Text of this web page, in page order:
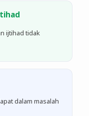
ijtihad tidak
dalam masalah